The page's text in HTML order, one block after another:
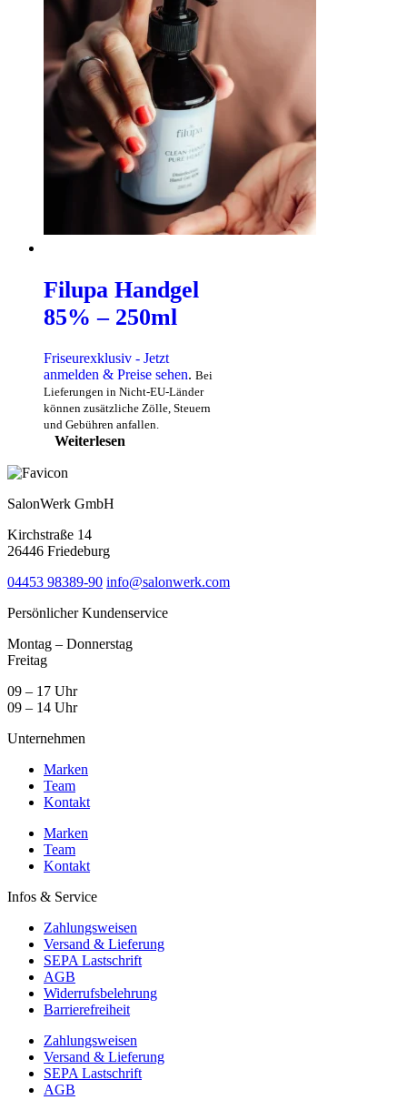
Filupa Handgel
85% – 250ml
Friseurexklusiv - Jetzt
anmelden & Preise sehen. Bei
Lieferungen in Nicht-EU-Länder
können zusätzliche Zölle, Steuern
und Gebühren anfallen.
Weiterlesen
SalonWerk GmbH
Kirchstraße 14
26446 Friedeburg
04453 98389-90 info@salonwerk.com
Persönlicher Kundenservice
Montag – Donnerstag
Freitag
09 – 17 Uhr
09 – 14 Uhr
Unternehmen
Marken
Team
Kontakt
Marken
Team
Kontakt
Infos & Service
Zahlungsweisen
Versand & Lieferung
SEPA Lastschrift
AGB
Widerrufsbelehrung
Barrierefreiheit
Zahlungsweisen
Versand & Lieferung
SEPA Lastschrift
AGB